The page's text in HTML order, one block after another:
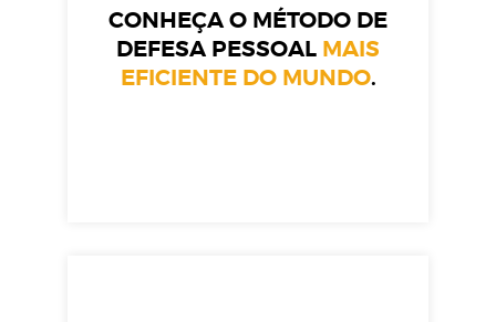
CONHEÇA O MÉTODO DE
DEFESA PESSOAL MAIS
EFICIENTE DO MUNDO.